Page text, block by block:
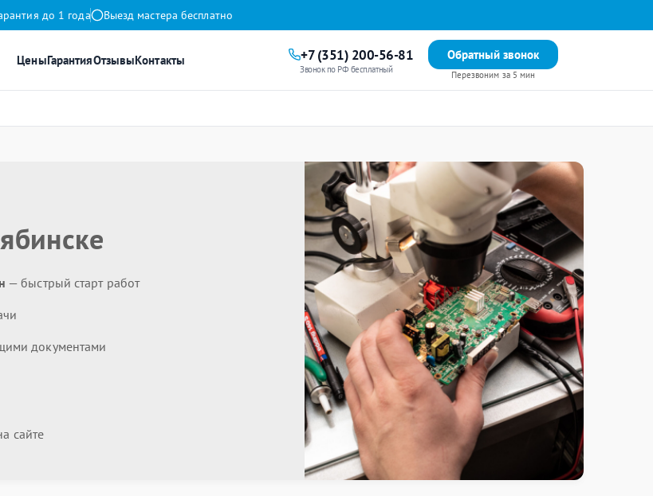
до 1 года Выезд мастера бесплатно
ЦеныГарантияОтзывыКонтакты +7 (351) 200-56-81
Звонок по РФ бесплатный
Обратный звонок
Перезвоним за 5 мин
— быстрый старт работ
документами
сайте